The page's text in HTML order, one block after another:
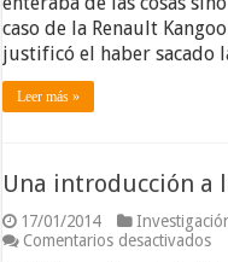
caso de la Renault
justificó el haber sacado
Leer más »
Una introducción a
17/01/2014
Comentarios desactivadosen